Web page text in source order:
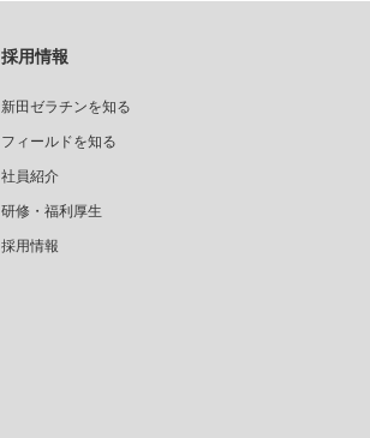
採用情報
新田ゼラチンを知る
フィールドを知る
社員紹介
研修・福利厚生
採用情報